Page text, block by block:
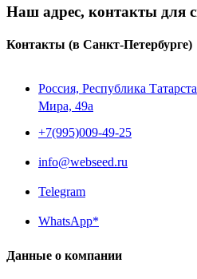
Наш адрес, контакты для
Контакты (в Санкт-Петербурге)
Россия, Республика
Мира, 49a
+7(995)009-49-25
info@webseed.ru
Telegram
WhatsApp*
Данные о компании